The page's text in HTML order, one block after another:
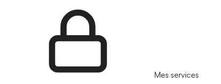
Mes services